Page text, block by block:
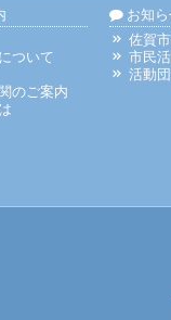
ついて
のご案内
お知
佐賀
市民
活動